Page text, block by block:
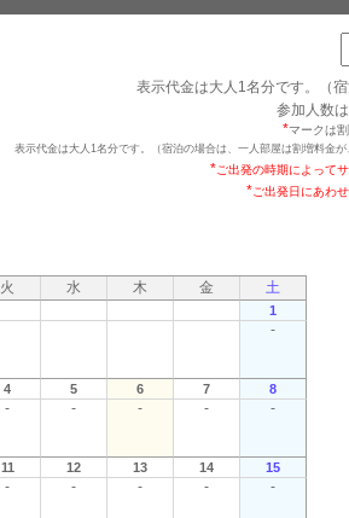
表示代金は大人1名分です。（
参加人数は
*マークは
表示代金は大人1名分です。（宿泊の場合は、一人部屋は割増料金
*ご出発の時期によって
*ご出発日にあわ
火 水 木 金 土
1
-
4 5 6 7 8
- - - - -
11 12 13 14 15
- - - - -